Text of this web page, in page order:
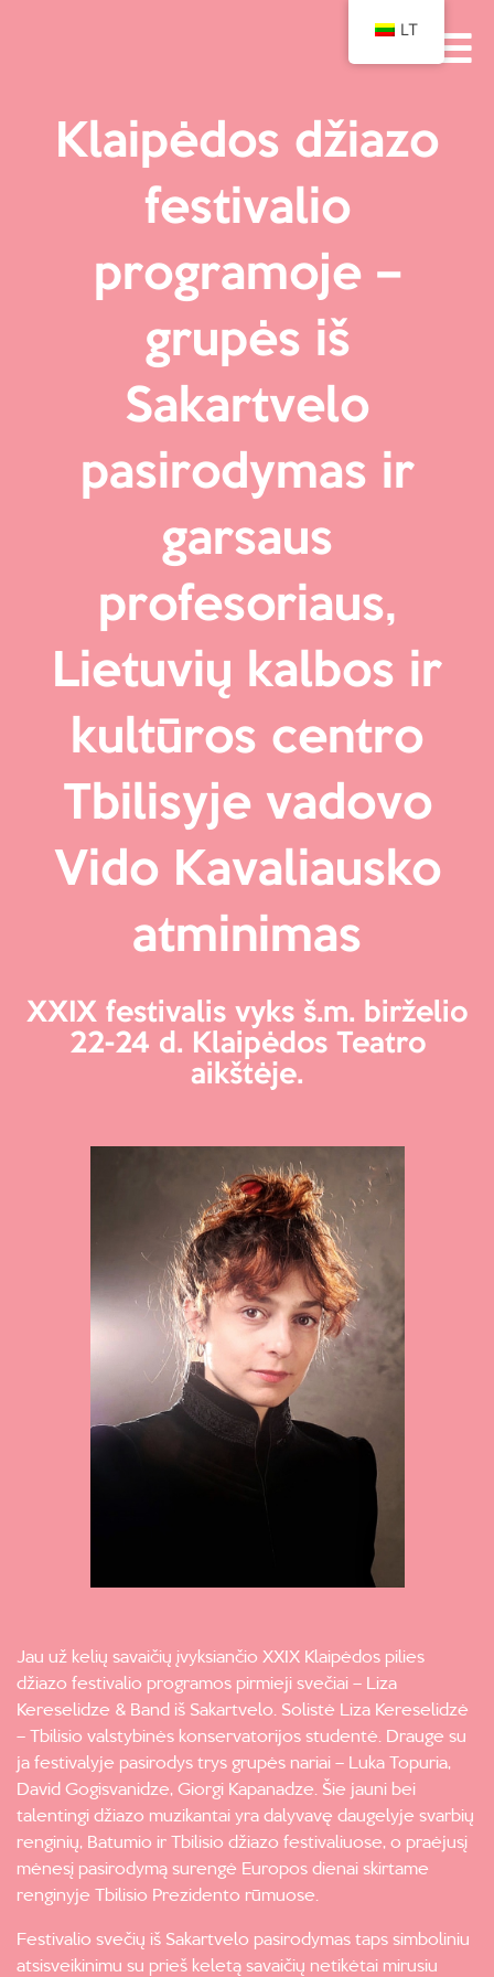
Klaipėdos džiazo
festivalio
programoje –
grupės iš
Sakartvelo
pasirodymas ir
garsaus
profesoriaus,
Lietuvių kalbos ir
kultūros centro
Tbilisyje vadovo
Vido Kavaliausko
atminimas
XXIX festivalis vyks š.m. birželio
22-24 d. Klaipėdos Teatro
aikštėje.
Jau už kelių savaičių įvyksiančio XXIX Klaipėdos pilies
džiazo festivalio programos pirmieji svečiai – Liza
Kereselidze & Band iš Sakartvelo. Solistė Liza Kereselidzė
– Tbilisio valstybinės konservatorijos studentė. Drauge su
ja festivalyje pasirodys trys grupės nariai – Luka Topuria,
David Gogisvanidze, Giorgi Kapanadze. Šie jauni bei
talentingi džiazo muzikantai yra dalyvavę daugelyje svarbių
renginių, Batumio ir Tbilisio džiazo festivaliuose, o praėjusį
mėnesį pasirodymą surengė Europos dienai skirtame
renginyje Tbilisio Prezidento rūmuose.
Festivalio svečių iš Sakartvelo pasirodymas taps simboliniu
atsisveikinimu su prieš keletą savaičių netikėtai mirusiu
LT